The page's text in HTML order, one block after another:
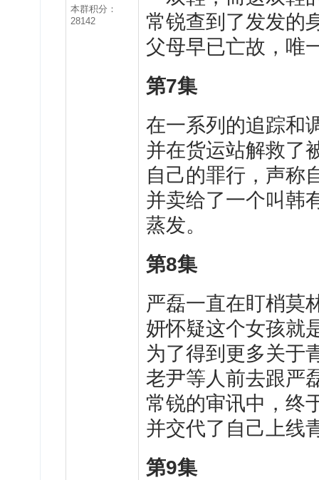
本群积分：
28142
常锐查到了发发的
父母早已亡故，唯
第7集
在一系列的追踪和
并在货运站解救了
自己的罪行，声称
并卖给了一个叫韩
蒸发。
第8集
严磊一直在盯梢莫
妍怀疑这个女孩就
为了得到更多关于
老尹等人前去跟严
常锐的审讯中，终
并交代了自己上线
第9集